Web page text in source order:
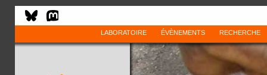
LABORATOIRE ÉVÈNEMENTS RECHERCHE